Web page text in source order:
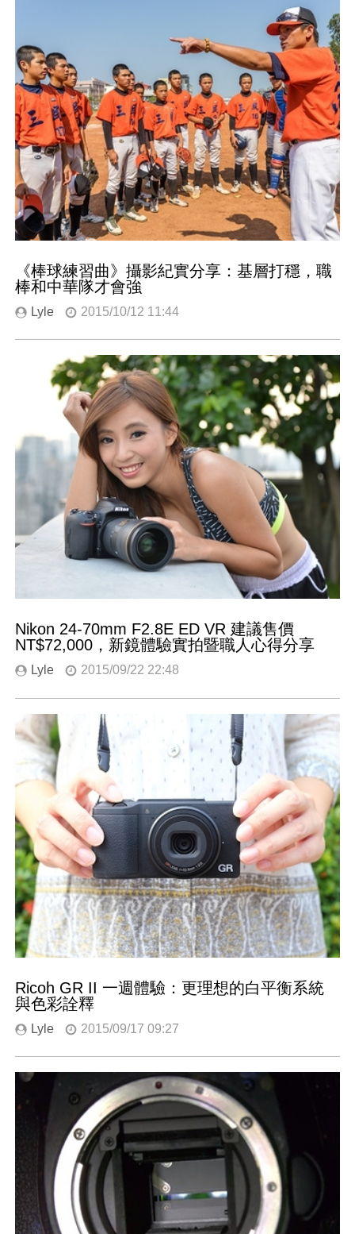
《棒球練習曲》攝影紀實分享：基層打穩，職
棒和中華隊才會強
Lyle 2015/10/12 11:44
Nikon 24-70mm F2.8E ED VR 建議售價
NT$72,000，新鏡體驗實拍暨職人心得分享
Lyle 2015/09/22 22:48
Ricoh GR II 一週體驗：更理想的白平衡系統
與色彩詮釋
Lyle 2015/09/17 09:27